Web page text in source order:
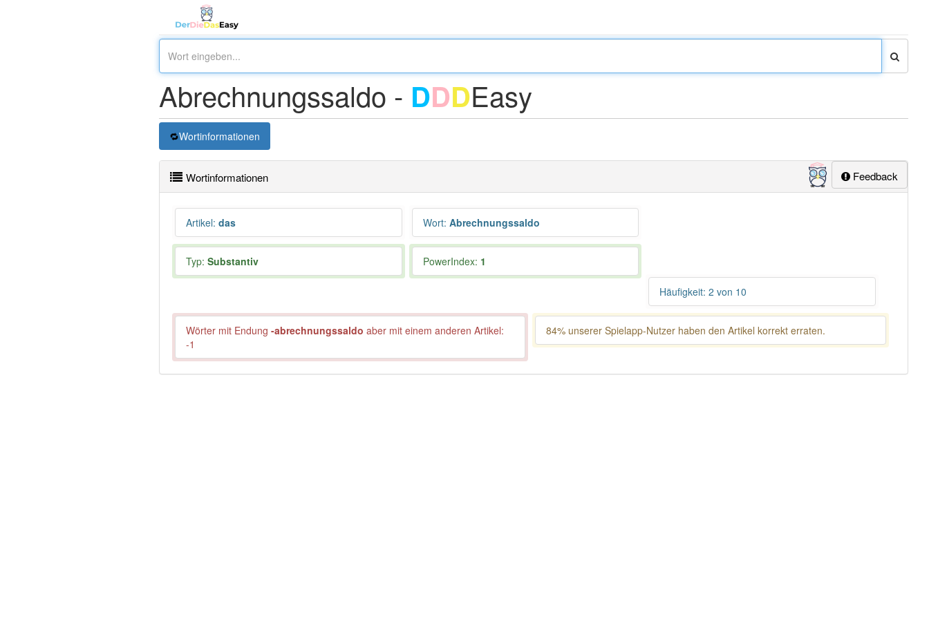
Abrechnungssaldo - DDDEasy
Wortinformationen
Feedback
Wortinformationen
Artikel: das Wort: Abrechnungssaldo
Typ: Substantiv PowerIndex: 1
Häufigkeit: 2 von 10
Wörter mit Endung -abrechnungssaldo aber mit einem anderen Artikel:
-1
84% unserer Spielapp-Nutzer haben den Artikel korrekt erraten.